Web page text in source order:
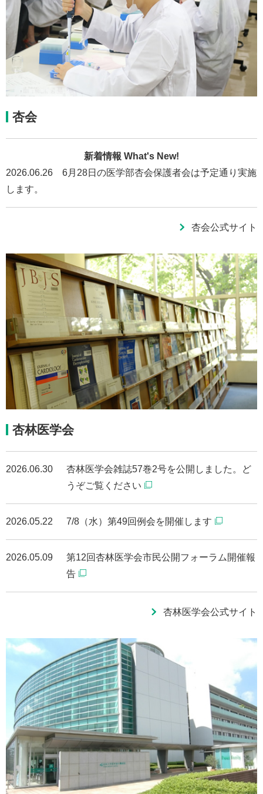
杏会
新着情報 What's New!
2026.06.26 6月28日の医学部杏会保護者会は予定通り実施
します。
杏会公式サイト
杏林医学会
2026.06.30
杏林医学会雑誌57巻2号を公開しました。ど
うぞご覧ください
2026.05.22 7/8（水）第49回例会を開催します
2026.05.09
第12回杏林医学会市民公開フォーラム開催報
告
杏林医学会公式サイト